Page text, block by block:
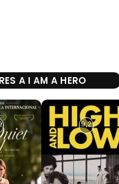
A I AM A HERO
9,2